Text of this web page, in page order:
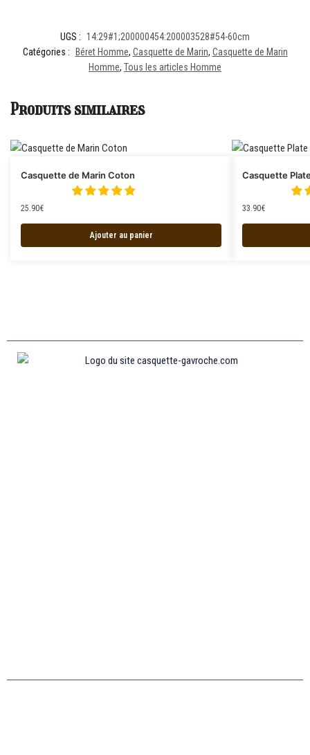
UGS :
14:29#1;200000454:200003528#54-60cm
Catégories :
Béret Homme, Casquette de Marin, Casquette de Marin
Homme, Tous les articles Homme
Produits similaires
Casquette de Marin Coton
25.90€
Ajouter au panier
Casquette
33.90€